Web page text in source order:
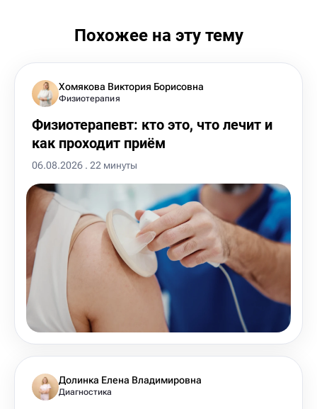
Похожее на эту тему
Хомякова Виктория Борисовна
Физиотерапия
Физиотерапевт: кто это, что лечит и
как проходит приём
06.08.2026 . 22 минуты
Долинка Елена Владимировна
Диагностика